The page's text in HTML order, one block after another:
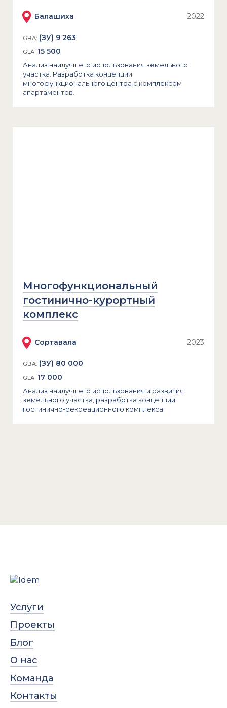
Балашиха 2022
GBA: (ЗУ) 9 263
GLA: 15 500
Анализ наилучшего использования земельного
участка. Разработка концепции
многофункционального центра с комплексом
апартаментов.
Многофункциональный
гостинично-курортный
комплекс
Сортавала 2023
GBA: (ЗУ) 80 000
GLA: 17 000
Анализ наилучшего использования и развития
земельного участка, разработка концепции
гостинично-рекреационного комплекса
Услуги
Проекты
Блог
О нас
Команда
Контакты